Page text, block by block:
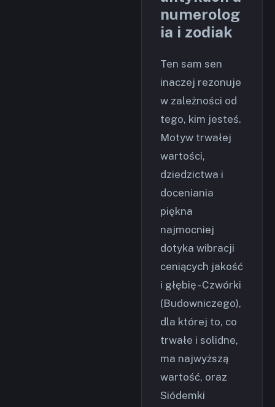
numerolog
ia i zodiak
Ten sam sen
inaczej rezonuje
w zależności od
tego, kim jesteś.
Motyw trwałej
wartości,
dziedzictwa i
doceniania
piękna
najmocniej
dotyka wibracji
ceniących jakość
i głębię - Czwórki
(Budowniczego),
dla której to, co
trwałe i solidne,
ma najwyższą
wartość, oraz
Siódemki